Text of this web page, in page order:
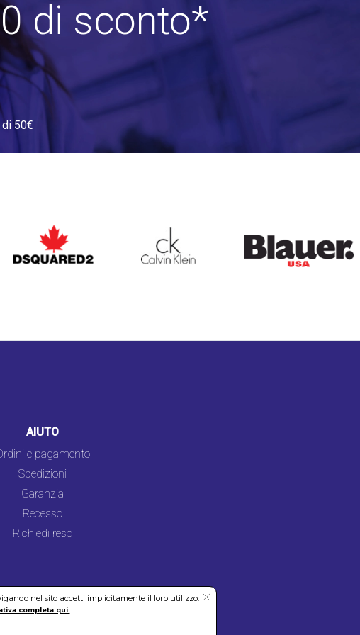
di sconto*
50€
DSQUARED2 CALVIN KLEIN
AIUTO
e pagamento
Spedizioni
Garanzia
Recesso
Richiedi reso
nel sito accetti implicitamente il loro utilizzo.
completa qui.